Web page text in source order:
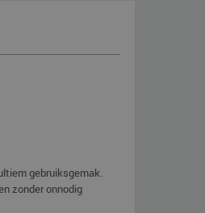
gebruiksgemak.
zonder onnodig